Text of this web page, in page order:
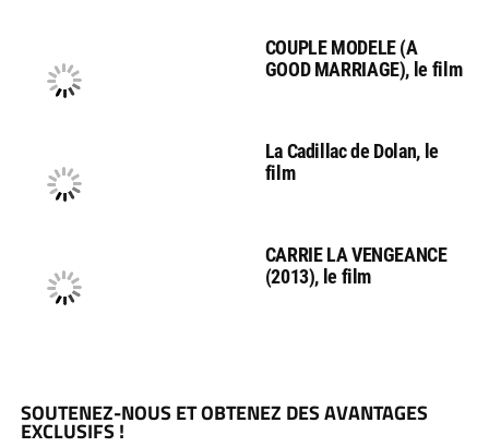
COUPLE MODELE (A
GOOD MARRIAGE), le film
La Cadillac de Dolan, le
film
CARRIE LA VENGEANCE
(2013), le film
SOUTENEZ-NOUS ET OBTENEZ DES AVANTAGES
EXCLUSIFS !